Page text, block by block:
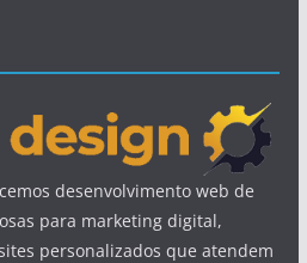
desenvolvimento web de
para marketing digital,
personalizados que atendem